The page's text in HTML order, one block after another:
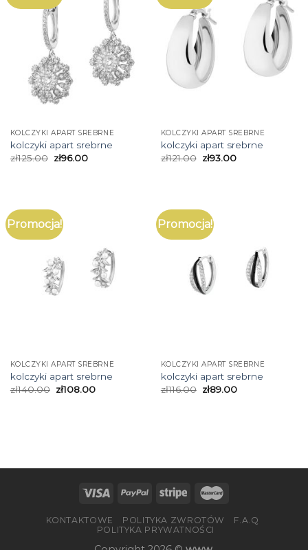
KOLCZYKI APART SREBRNE
kolczyki apart srebrne
zł125.00 zł96.00
KOLCZYKI APART SREBRNE
kolczyki apart srebrne
zł121.00 zł93.00
Promocja!
KOLCZYKI APART SREBRNE
kolczyki apart srebrne
zł140.00 zł108.00
Promocja!
KOLCZYKI APART SREBRNE
kolczyki apart srebrne
zł116.00 zł89.00
KONTAKTOWE POLITYKA ZWROTÓW
F.A.Q
POLITYKA PRYWATNOŚCI